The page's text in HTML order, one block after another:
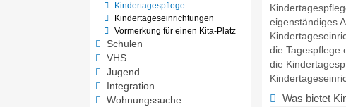
Kindertagespflege
Kindertageseinrichtungen
Vormerkung für einen Kita-Platz
Schulen
VHS
Jugend
Integration
Wohnungssuche
eigenständiges
die Tagespflege
die
Was bietet